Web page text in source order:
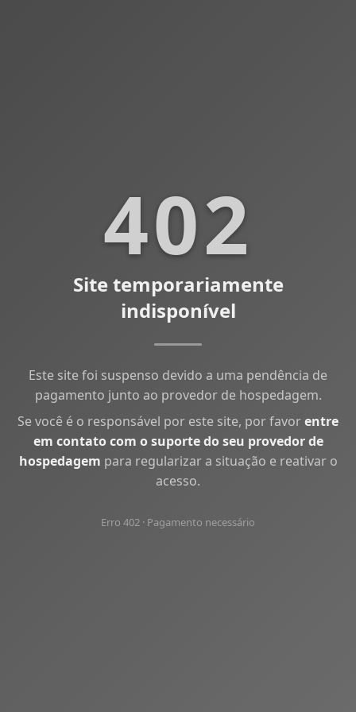
402
Site temporariamente
indisponível
Este site foi suspenso devido a uma pendência de
pagamento junto ao provedor de hospedagem.
Se você é o responsável por este site, por favorentre
em contato com o suporte do seu provedor de
hospedagem para regularizar a situação e reativar o
acesso.
Erro 402 · Pagamento necessário